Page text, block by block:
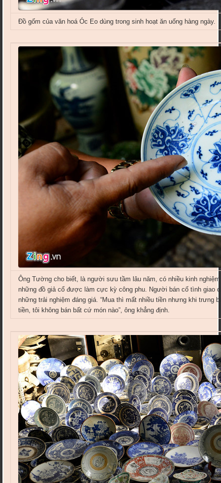
Đồ gốm của văn hoá Óc Eo dùng trong sinh hoạt ăn uống hàng ngày.
Ông Tường cho biết, là người sưu tầm lâu năm, có nhiều kinh
những đồ giả cổ được làm cực kỳ công phu. Người bán cố tình giao
những trải nghiệm đáng giá. “Mua thì mất nhiều tiền nhưng khi trưng
tiền, tôi không bán bất cứ món nào”, ông khẳng định.